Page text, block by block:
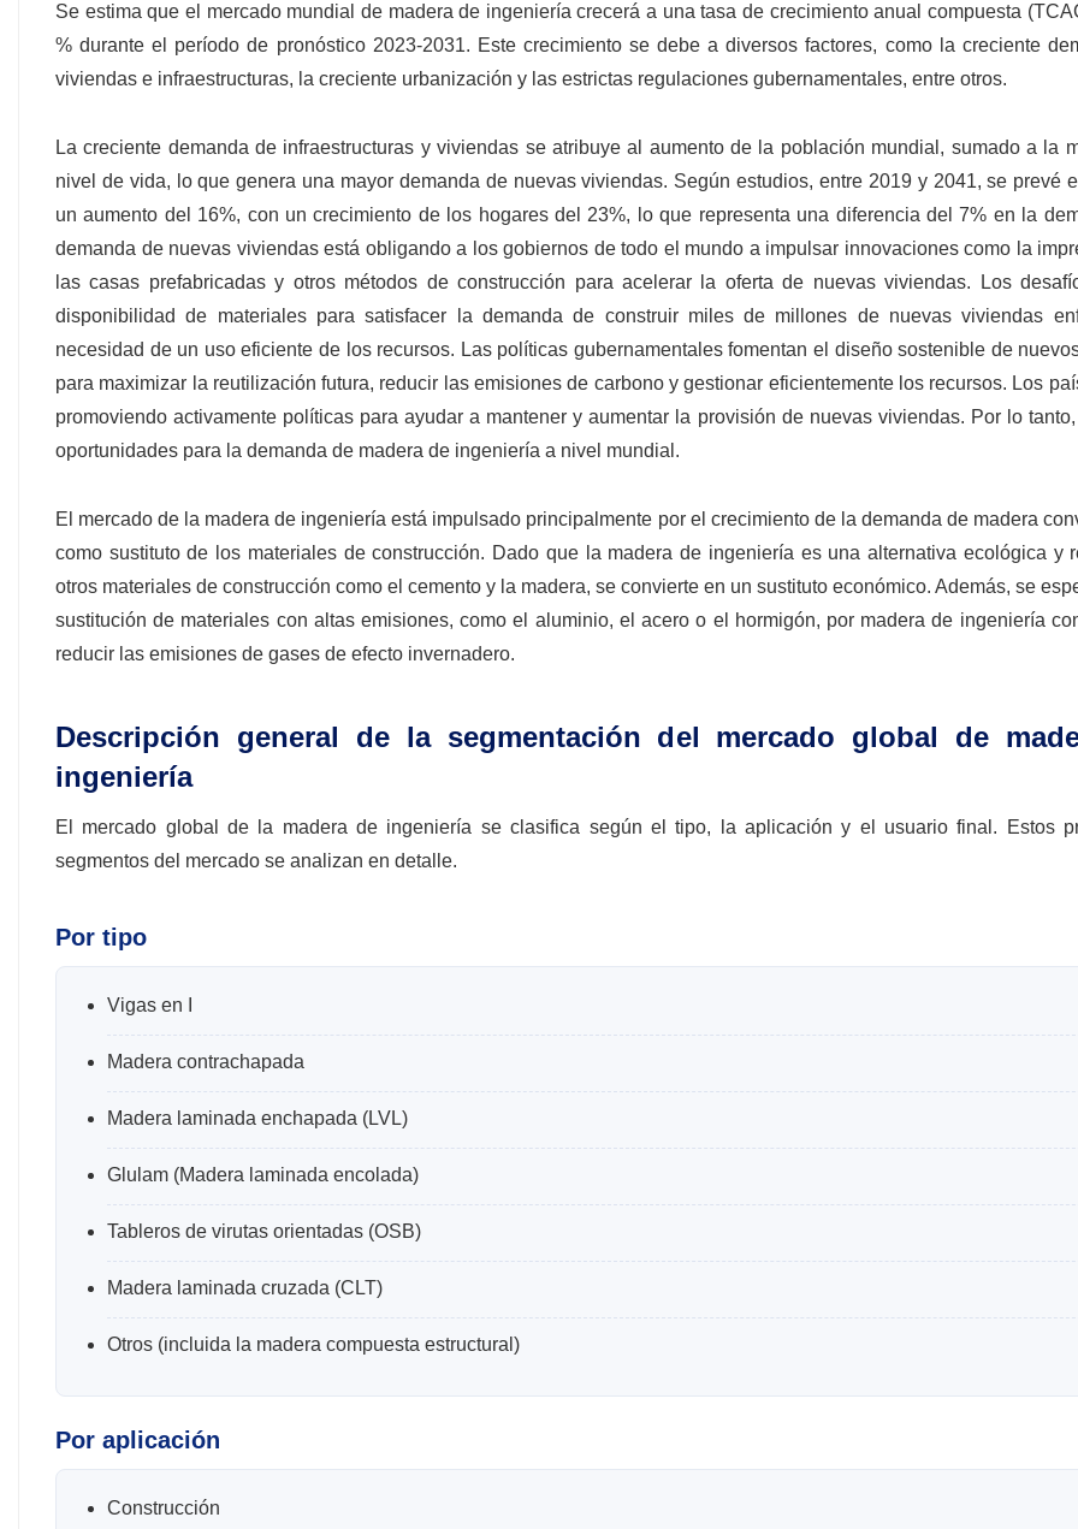
Se estima que el mercado mundial de madera de ingeniería crecerá a una tasa de crecimiento anual compuesta
% durante el período de pronóstico 2023-2031. Este crecimiento se debe a diversos factores, como la creciente
viviendas e infraestructuras, la creciente urbanización y las estrictas regulaciones gubernamentales, entre otros.
La creciente demanda de infraestructuras y viviendas se atribuye al aumento de la población mundial, sumado a la
nivel de vida, lo que genera una mayor demanda de nuevas viviendas. Según estudios, entre 2019 y 2041, se prevé
un aumento del 16%, con un crecimiento de los hogares del 23%, lo que representa una diferencia del 7% en la
demanda de nuevas viviendas está obligando a los gobiernos de todo el mundo a impulsar innovaciones como la
las casas prefabricadas y otros métodos de construcción para acelerar la oferta de nuevas viviendas. Los
disponibilidad de materiales para satisfacer la demanda de construir miles de millones de nuevas viviendas
necesidad de un uso eficiente de los recursos. Las políticas gubernamentales fomentan el diseño sostenible de
para maximizar la reutilización futura, reducir las emisiones de carbono y gestionar eficientemente los recursos. Los
promoviendo activamente políticas para ayudar a mantener y aumentar la provisión de nuevas viviendas. Por lo
oportunidades para la demanda de madera de ingeniería a nivel mundial.
El mercado de la madera de ingeniería está impulsado principalmente por el crecimiento de la demanda de madera
como sustituto de los materiales de construcción. Dado que la madera de ingeniería es una alternativa ecológica y
otros materiales de construcción como el cemento y la madera, se convierte en un sustituto económico. Además, se
sustitución de materiales con altas emisiones, como el aluminio, el acero o el hormigón, por madera de ingeniería
reducir las emisiones de gases de efecto invernadero.
Descripción general de la segmentación del mercado global de
ingeniería
El mercado global de la madera de ingeniería se clasifica según el tipo, la aplicación y el usuario final. Estos
segmentos del mercado se analizan en detalle.
Por tipo
Vigas en I
Madera contrachapada
Madera laminada enchapada (LVL)
Glulam (Madera laminada encolada)
Tableros de virutas orientadas (OSB)
Madera laminada cruzada (CLT)
Otros (incluida la madera compuesta estructural)
Por aplicación
Construcción